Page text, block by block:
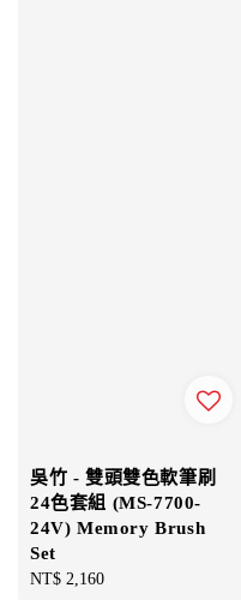
吳竹 - 雙頭雙色軟筆刷
24色套組 (MS-7700-
24V) Memory Brush
Set
Regular
NT$ 2,160